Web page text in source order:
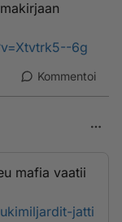
6g
Kommentoi
mafia vaatii
jatti